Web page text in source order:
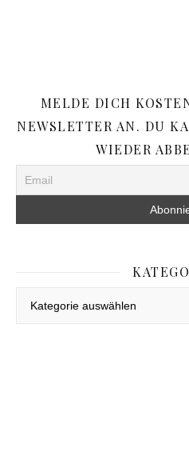
MELDE DICH
NEWSLETTER AN. DU
WIEDER